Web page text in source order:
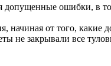
допущенные ошибки, в
от того,
не закрывали все